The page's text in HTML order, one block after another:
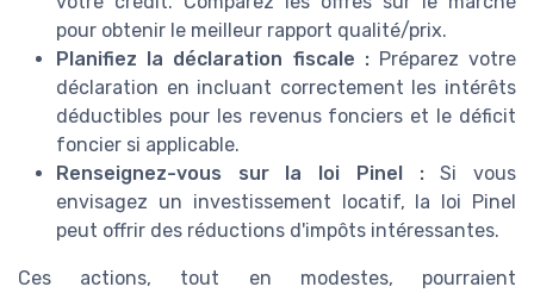
pour obtenir le meilleur rapport qualité/prix.
Planifiez la déclaration fiscale :Préparez votre
déclaration en incluant correctement les intérêts
déductibles pour les revenus fonciers et le déficit
foncier si applicable.
Renseignez-vous sur la loi Pinel :Si vous
envisagez un investissement locatif, la loi Pinel
peut offrir des réductions d'impôts intéressantes.
Ces actions, tout en modestes, pourraient